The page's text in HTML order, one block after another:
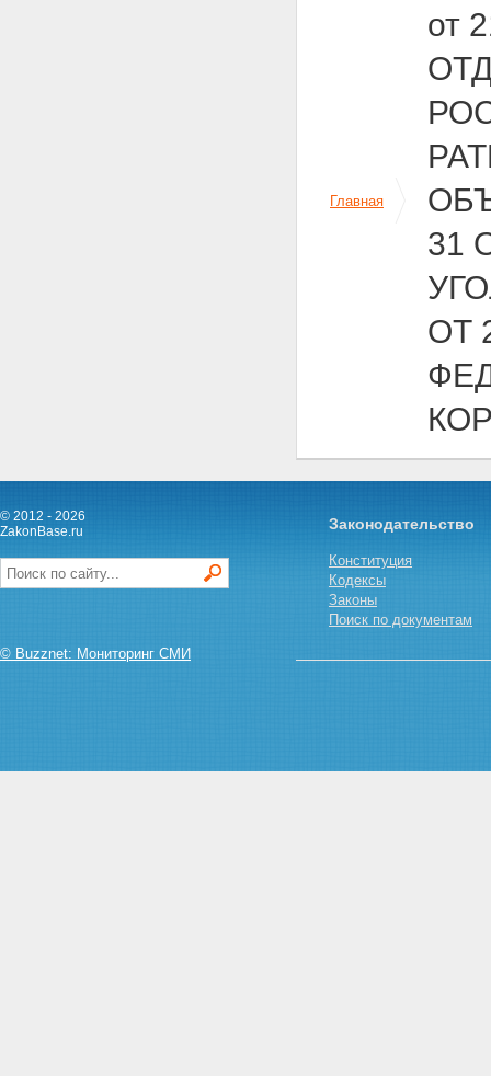
Главная
от
31
ОТ
© 2012 - 2026
ZakonBase.ru
© Buzznet: Мониторинг СМИ
Законодательство
Конституция
Кодексы
Законы
Поиск по документам